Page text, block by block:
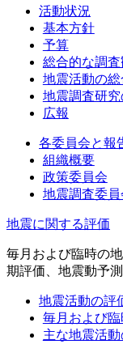
活動状況
基本方針
予算
総合的な調
地震活動の
地震調査研究
広報
各委員会と報
組織概要
政策委員会
地震調査委員
地震に関する評価
毎月および臨時の
期評価、地震動予測
地震活動の評
毎月および
主な地震活